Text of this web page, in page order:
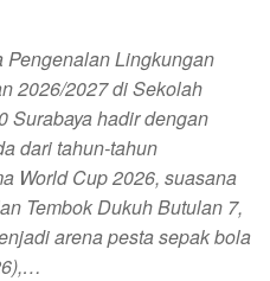
Pengenalan Lingkungan
2026/2027 di Sekolah
Surabaya hadir dengan
dari tahun-tahun
World Cup 2026, suasana
Tembok Dukuh Butulan 7,
arena pesta sepak bola